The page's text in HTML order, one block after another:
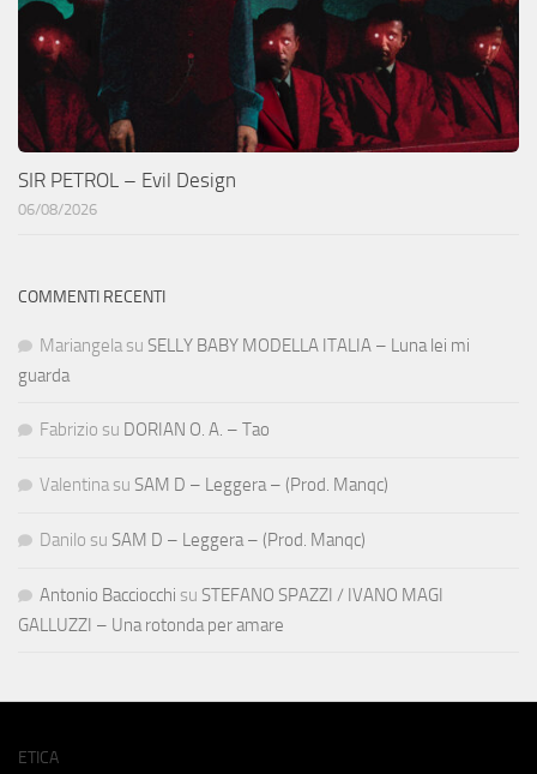
SIR PETROL – Evil Design
06/08/2026
COMMENTI RECENTI
Mariangela su SELLY BABY MODELLA ITALIA – Luna lei mi
guarda
Fabrizio su DORIAN O. A. – Tao
Valentina su SAM D – Leggera – (Prod. Manqc)
Danilo su SAM D – Leggera – (Prod. Manqc)
Antonio Bacciocchi su STEFANO SPAZZI / IVANO MAGI
GALLUZZI – Una rotonda per amare
ETICA